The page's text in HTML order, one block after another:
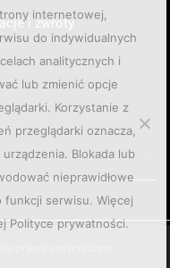
i zwroty
prawa zastrzeżone.
internetowej,
do indywidualnych
analitycznych i
lub zmienić opcje
Korzystanie z
przeglądarki oznacza,
Blokada lub
nieprawidłowe
funkcji serwisu. Więcej
Polityce prywatności.